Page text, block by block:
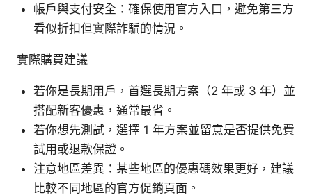
帳戶與支付安全：確保使用官方入口，避免第三方
看似折扣但實際詐騙的情況。
實際購買建議
若你是長期用戶，首選長期方案（2 年或 3 年）並
搭配新客優惠，通常最省。
若你想先測試，選擇 1 年方案並留意是否提供免費
試用或退款保證。
注意地區差異：某些地區的優惠碼效果更好，建議
比較不同地區的官方促銷頁面。